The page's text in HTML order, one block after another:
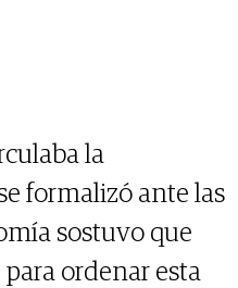
la
formalizó ante las
sostuvo que
ordenar esta